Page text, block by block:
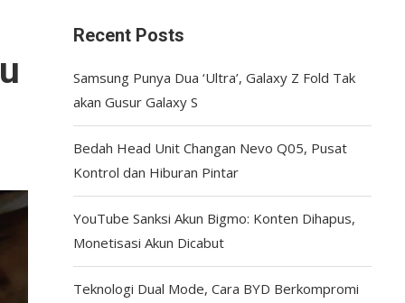
Recent Posts
Samsung Punya Dua ‘Ultra’, Galaxy Z Fold Tak
akan Gusur Galaxy S
Bedah Head Unit Changan Nevo Q05, Pusat
Kontrol dan Hiburan Pintar
YouTube Sanksi Akun Bigmo: Konten Dihapus,
Monetisasi Akun Dicabut
Teknologi Dual Mode, Cara BYD Berkompromi